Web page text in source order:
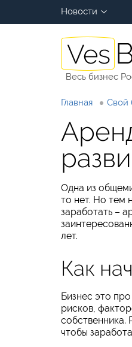
Новости
Весь бизнес
Главная Свой
Одна из
то нет. Но тем
заработать –
лет.
Как
Бизнес это
рисков,
собственника.
чтобы